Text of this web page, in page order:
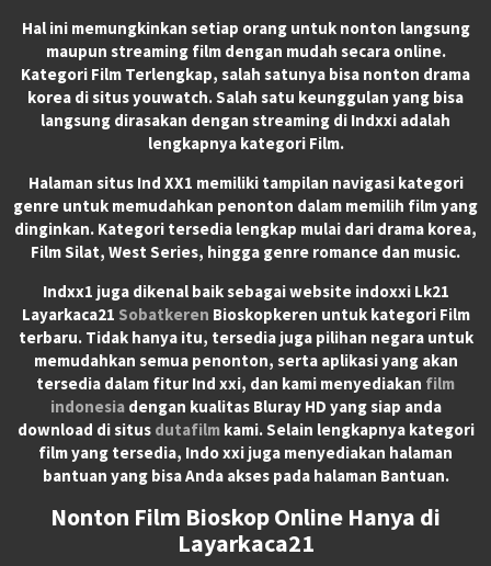
Hal ini memungkinkan setiap orang untuk nonton langsung
maupun streaming film dengan mudah secara online.
Kategori Film Terlengkap, salah satunya bisa nonton drama
korea di situs youwatch. Salah satu keunggulan yang bisa
langsung dirasakan dengan streaming di Indxxi adalah
lengkapnya kategori Film.
Halaman situs Ind XX1 memiliki tampilan navigasi kategori
genre untuk memudahkan penonton dalam memilih film yang
dinginkan. Kategori tersedia lengkap mulai dari drama korea,
Film Silat, West Series, hingga genre romance dan music.
Indxx1 juga dikenal baik sebagai website indoxxi Lk21
Layarkaca21 Sobatkeren Bioskopkeren untuk kategori Film
terbaru. Tidak hanya itu, tersedia juga pilihan negara untuk
memudahkan semua penonton, serta aplikasi yang akan
tersedia dalam fitur Ind xxi, dan kami menyediakan film
indonesiadengan kualitas Bluray HD yang siap anda
download di situs dutafilmkami. Selain lengkapnya kategori
film yang tersedia, Indo xxi juga menyediakan halaman
bantuan yang bisa Anda akses pada halaman Bantuan.
Nonton Film Bioskop Online Hanya di
Layarkaca21